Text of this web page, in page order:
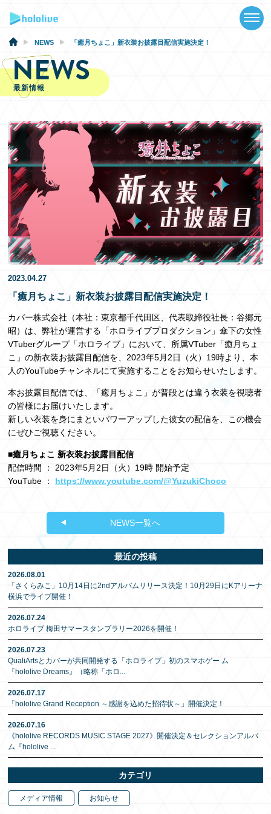
NEWS
SCHEDULE
EVENTS
VIDEOS
MUSIC
GOODS
SPECIAL
EN
NEWS 「癒月ちょこ」新⾐装お披露⽬配信実施決定！
NEWS
最新情報
2023.04.27
「癒月ちょこ」新⾐装お披露⽬配信実施決定！
カバー株式会社（本社：東京都千代田区、代表取締役社長：谷郷元
昭）は、弊社が運営する「ホロライブプロダクション」傘下の女性
VTuberグループ「ホロライブ」において、所属VTuber「癒月ちょ
こ」の新衣装お披露目配信を、2023年5月2日（火）19時より、本
人のYouTubeチャンネルにて実施することをお知らせいたします。
本お披露目配信では、「癒月ちょこ」が普段とは違う衣装を視聴者
の皆様にお届けいたします。
新しい衣装を身にまといパワーアップした彼女の配信を、この機会
にぜひご視聴ください。
■癒月ちょこ 新衣装お披露目配信
配信時間 ： 2023年5月2日（火）19時 開始予定
YouTube ： https://www.youtube.com/@YuzukiChoco
NEWS一覧へ
最近の投稿
2026.08.01
「さくらみこ」10月14日に2ndアルバムリリース決定！10月29日にKアリーナ
横浜でライブ開催！
2026.07.24
ホロライブ 梅田サマースタンプラリー2026を開催！
2026.07.23
QualiArtsとカバーが共同開発する「ホロライブ」初のスマホゲー ム
『hololive Dreams』（略称「ホロ ...
2026.07.17
「hololive Grand Reception ～感謝を込めた招待状～」開催決定！
2026.07.16
《hololive RECORDS MUSIC STAGE 2027》開催決定＆セレクションアルバ
ム『hololive ...
カテゴリ
メディア情報 お知らせ